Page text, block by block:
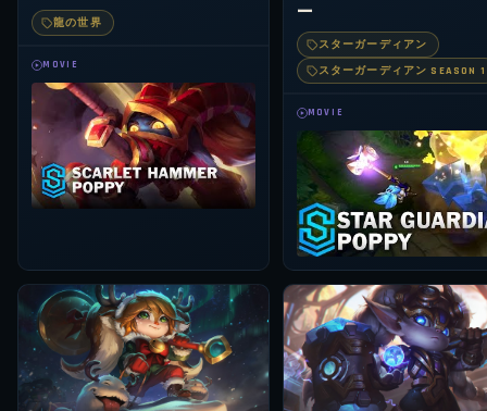
龍の世界
MOVIE
ー
スターガーディアン
スターガーディアン SEASON 1
MOVIE